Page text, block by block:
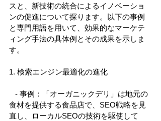
スと、新技術の統合によるイノベーショ
ンの促進について探ります。以下の事例
と専門用語を用いて、効果的なマーケテ
ィング手法の具体例とその成果を示しま
す。
1. 検索エンジン最適化の進化
- 事例：「オーガニックデリ」は地元の
食材を提供する食品店で、SEO戦略を見
直し、ローカルSEOの技術を駆使して